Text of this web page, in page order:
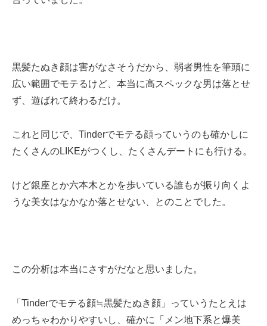
黒髪たぬき顔は害がなさそうだから、弱者男性を筆頭に
広い範囲でモテるけど、本当に高スペックな男は落とせ
ず、遊ばれて終わるだけ。
これと同じで、Tinderでモテる顔っていうのも確かしに
たくさんのLIKEがつくし、たくさんデートにも行ける。
けど銀座とか六本木とかを歩いている誰もが振り向くよ
うな美女はなかなか落とせない、とのことでした。
この分析は本当にさすがだなと思いました。
「Tinderでモテる顔≒黒髪たぬき顔」っていうたとえは
めっちゃわかりやすいし、確かに「メン地下系と爆美